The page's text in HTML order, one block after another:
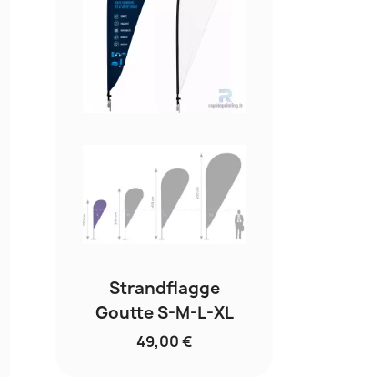
Strandflagge
Goutte S-M-L-XL
49,00 €